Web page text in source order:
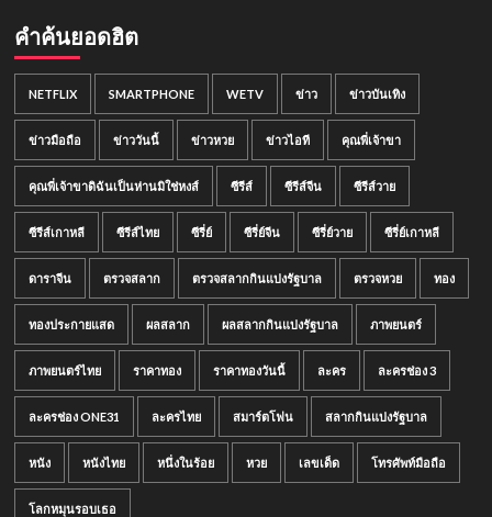
คำค้นยอดฮิต
NETFLIX SMARTPHONE WETV ข่าว ข่าวบันเทิง
ข่าวมือถือ ข่าววันนี้ ข่าวหวย ข่าวไอที คุณพี่เจ้าขา
คุณพี่เจ้าขาดิฉันเป็นห่านมิใช่หงส์ ซีรีส์ ซีรีส์จีน ซีรีส์วาย
ซีรีส์เกาหลี ซีรีส์ไทย ซีรี่ย์ ซีรี่ย์จีน ซีรี่ย์วาย ซีรี่ย์เกาหลี
ดาราจีน ตรวจสลาก ตรวจสลากกินแบ่งรัฐบาล ตรวจหวย ทอง
ทองประกายแสด ผลสลาก ผลสลากกินแบ่งรัฐบาล ภาพยนตร์
ภาพยนตร์ไทย ราคาทอง ราคาทองวันนี้ ละคร ละครช่อง 3
ละครช่อง ONE31 ละครไทย สมาร์ตโฟน สลากกินแบ่งรัฐบาล
หนัง หนังไทย หนึ่งในร้อย หวย เลขเด็ด โทรศัพท์มือถือ
โลกหมุนรอบเธอ